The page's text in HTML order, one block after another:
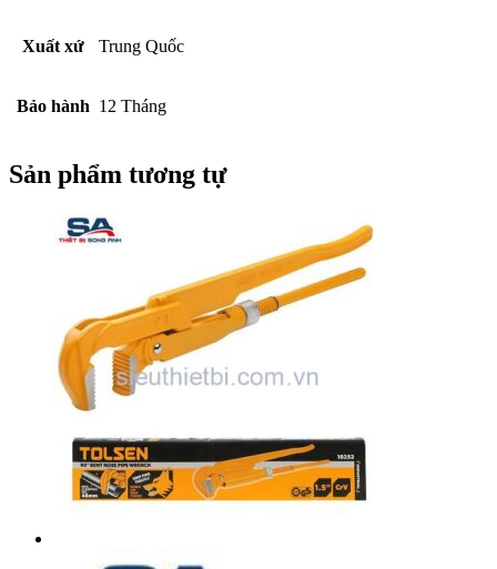
Xuất xứ Trung Quốc
Bảo hành 12 Tháng
Sản phẩm tương tự